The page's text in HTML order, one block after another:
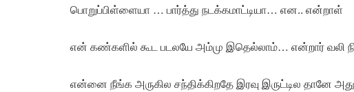
பொறுப்பிள்ளையா … பார்த்து நடக்கமாட்டியா… என.. என்றாள்
என் கண்களில் கூட படலயே அம்மு இதெல்லாம்… என்றார் வலி
என்னை நீங்க அருகில சந்திக்கிறதே இரவு இருட்டில தானே